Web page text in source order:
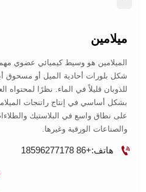
ميلامين
شكل بلورات أحادية الميل أو مسحوق
للذوبان قليلاً في الماء. نظرًا لمحتواه
بشكل أساسي في إنتاج راتنجات
على نطاق واسع في البلاستيك
والصناعات الورقية وغيرها.
 هاتف:+86 18596277178